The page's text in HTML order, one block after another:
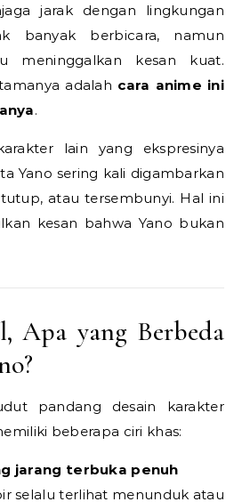
jarak dengan lingkungan
banyak berbicara, namun
meninggalkan kesan kuat.
adalah cara anime ini
.
lain yang ekspresinya
Yano sering kali digambarkan
atau tersembunyi. Hal ini
kesan bahwa Yano bukan
Apa yang Berbeda
pandang desain karakter
beberapa ciri khas:
jarang terbuka penuh
selalu terlihat menunduk atau